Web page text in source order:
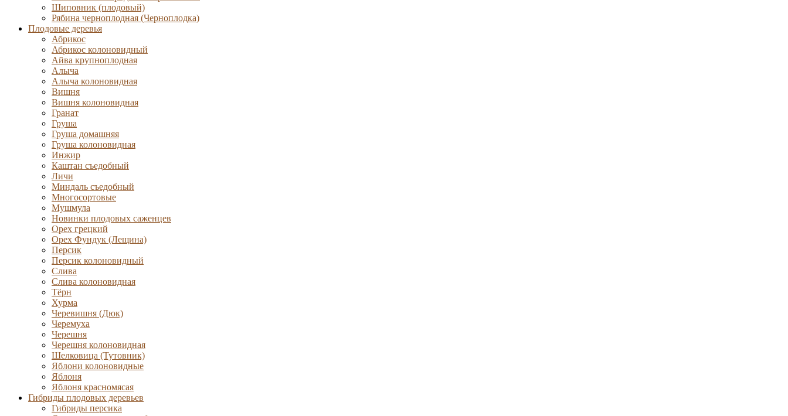
Шиповник (плодовый)
Рябина черноплодная (Черноплодка)
Плодовые деревья
Абрикос
Абрикос колоновидный
Айва крупноплодная
Алыча
Алыча колоновидная
Вишня
Вишня колоновидная
Гранат
Груша
Груша домашняя
Груша колоновидная
Инжир
Каштан съедобный
Личи
Миндаль съедобный
Многосортовые
Мушмула
Новинки плодовых саженцев
Орех грецкий
Орех Фундук (Лещина)
Персик
Персик колоновидный
Слива
Слива колоновидная
Тёрн
Хурма
Черевишня (Дюк)
Черемуха
Черешня
Черешня колоновидная
Шелковица (Тутовник)
Яблони колоновидные
Яблоня
Яблоня красномясая
Гибриды плодовых деревьев
Гибриды персика